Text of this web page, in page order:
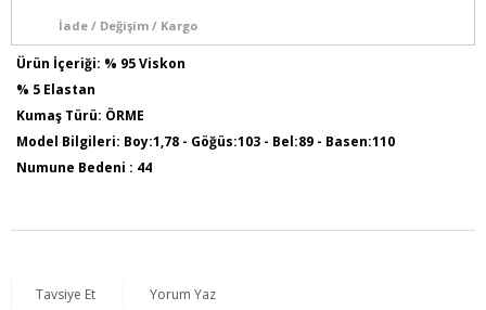
İade / Değişim / Kargo
Ürün İçeriği: % 95 Viskon
% 5 Elastan
Kumaş Türü: ÖRME
Model Bilgileri: Boy:1,78 - Göğüs:103 - Bel:89 - Basen:110
Numune Bedeni : 44
Tavsiye Et Yorum Yaz